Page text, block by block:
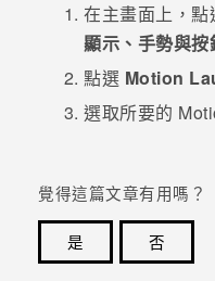
焦點訊息
校園專案
企業採購
銷售通路
支援服務
VIVELAND
在主畫面上，點
顯示、手勢與按
點選 Motion
選取所要的
覺得這篇文章有用嗎？
是
否